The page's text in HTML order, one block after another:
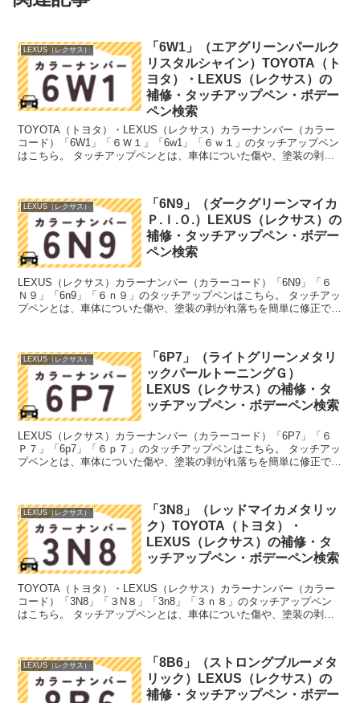
LEXUS（レクサス）
「6W1」（エアグリーンパールク
リスタルシャイン）TOYOTA（ト
ヨタ）・LEXUS（レクサス）の
補修・タッチアップペン・ボデー
ペン検索
TOYOTA（トヨタ）・LEXUS（レクサス）カラーナンバー（カラー
コード）「6W1」「６Ｗ１」「6w1」「６ｗ１」のタッチアップペン
はこちら。 タッチアップペンとは、車体についた傷や、塗装の剥が
LEXUS（レクサス）
「6N9」（ダークグリーンマイカ
Ｐ.Ｉ.Ｏ.）LEXUS（レクサス）の
補修・タッチアップペン・ボデー
ペン検索
LEXUS（レクサス）カラーナンバー（カラーコード）「6N9」「６
Ｎ９」「6n9」「６ｎ９」のタッチアップペンはこちら。 タッチアッ
プペンとは、車体についた傷や、塗装の剥がれ落ちを簡単に修正でき
LEXUS（レクサス）
「6P7」（ライトグリーンメタリ
ックパールトーニングＧ）
LEXUS（レクサス）の補修・タ
ッチアップペン・ボデーペン検索
LEXUS（レクサス）カラーナンバー（カラーコード）「6P7」「６
Ｐ７」「6p7」「６ｐ７」のタッチアップペンはこちら。 タッチアッ
プペンとは、車体についた傷や、塗装の剥がれ落ちを簡単に修正でき
LEXUS（レクサス）
「3N8」（レッドマイカメタリッ
ク）TOYOTA（トヨタ）・
LEXUS（レクサス）の補修・タ
ッチアップペン・ボデーペン検索
TOYOTA（トヨタ）・LEXUS（レクサス）カラーナンバー（カラー
コード）「3N8」「３N８」「3n8」「３ｎ８」のタッチアップペン
はこちら。 タッチアップペンとは、車体についた傷や、塗装の剥が
LEXUS（レクサス）
「8B6」（ストロングブルーメタ
リック）LEXUS（レクサス）の
補修・タッチアップペン・ボデー